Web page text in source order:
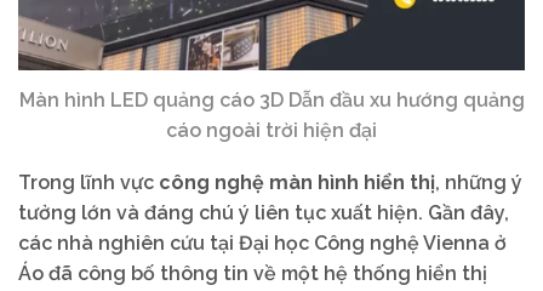
Màn hình LED quảng cáo 3D Dẫn đầu xu hướng quảng
cáo ngoài trời hiện đại
Trong lĩnh vực công nghệ màn hình hiển thị, những ý
tưởng lớn và đáng chú ý liên tục xuất hiện. Gần đây,
các nhà nghiên cứu tại Đại học Công nghệ Vienna ở
Áo đã công bố thông tin về một hệ thống hiển thị